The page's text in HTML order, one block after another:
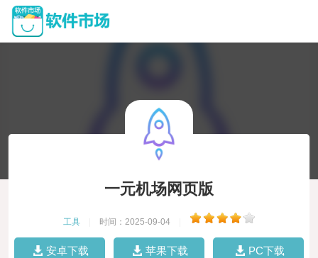
一元机场网页版
工具 时间：2025-09-04
安卓下载 苹果下载 PC下载